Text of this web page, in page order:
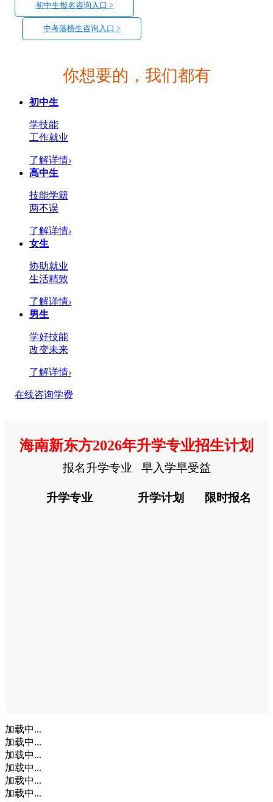
初中生报名咨询入口 >
中考落榜生咨询入口 >
你想要的，我们都有
初中生
学技能
工作就业
了解详情›
高中生
技能学籍
两不误
了解详情›
女生
协助就业
生活精致
了解详情›
男生
学好技能
改变未来
了解详情›
在线咨询学费
海南新东方2026年升学专业招生计划
报名升学专业 早入学早受益
升学专业 升学计划 限时报名
加载中...
加载中...
加载中...
加载中...
加载中...
加载中...